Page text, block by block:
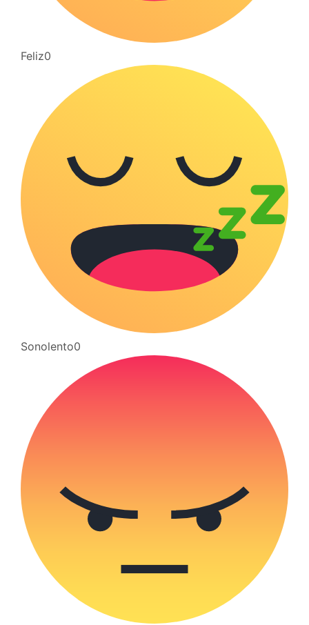
Feliz0
Sonolento0